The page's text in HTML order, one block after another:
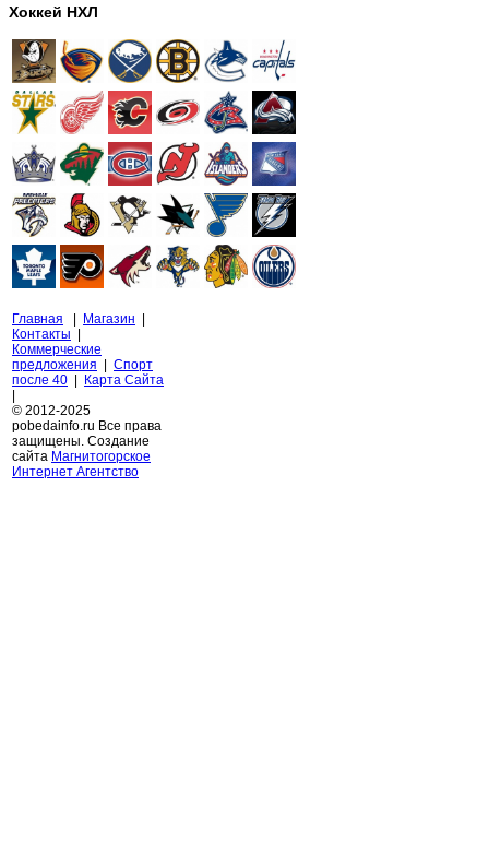
Хоккей НХЛ
Главная Магазин
Контакты
Коммерческие
предложения
Спорт
после 40
Карта Сайта
© 2012-2025
pobedainfo.ru Все права
защищены. Создание
сайта Магнитогорское
Интернет Агентство